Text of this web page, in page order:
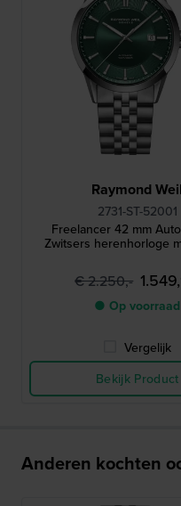
Raymond Weil
2731-ST-52001
Freelancer 42 mm
Zwitsers herenhorloge
€ 2.250,-
● Op voorraad
Vergelijk
Bekijk Product
Anderen kochten